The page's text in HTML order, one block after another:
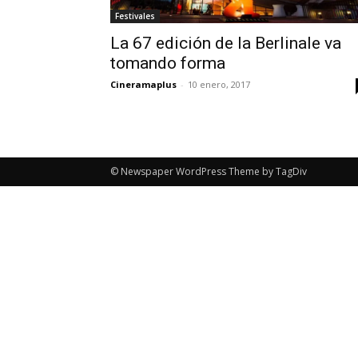
Festivales
La 67 edición de la Berlinale va
tomando forma
Cineramaplus - 10 enero, 2017
© Newspaper WordPress Theme by TagDiv